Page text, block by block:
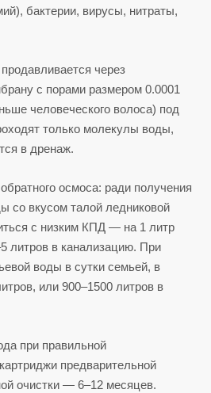
бактерии, вирусы, нитраты,
через
с порами размером 0.0001
человеческого волоса) под
только молекулы воды,
в дренаж.
осмоса: ради получения
со вкусом талой ледниковой
с низким КПД — на 1 литр
литров в канализацию. При
воды в сутки семьей, в
или 900–1500 литров в
при правильной
предварительной
очистки — 6–12 месяцев.